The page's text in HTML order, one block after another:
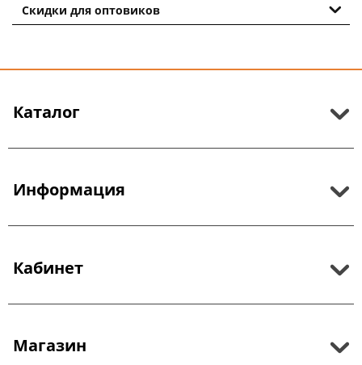
Скидки для оптовиков
Каталог
Информация
Кабинет
Магазин